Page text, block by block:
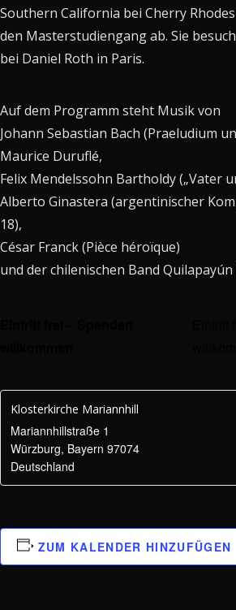
Southern California bei Cherry
den Masterstudiengang ab. Sie
bei Daniel Roth in Paris.
Auf dem Programm steht Musik von
Johann Sebastian Bach (Praeludium
Maurice Duruflé,
Felix Mendelssohn Bartholdy („Vater
Alberto Ginastera (argentinischer
18),
César Franck (Pièce héroïque)
und der chilenischen Band Quilapayún
Klosterkirche Mariannhill
Mariannhillstraße 1
Würzburg, Bayern 97074
Deutschland
ZUM KALENDER HINZUFÜGEN